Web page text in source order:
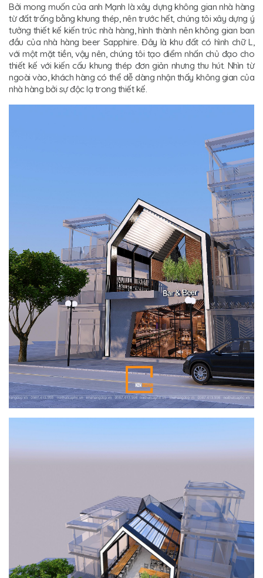
Bởi mong muốn của anh Mạnh là xây dựng không gian nhà hàng
từ đất trống bằng khung thép, nên trước hết, chúng tôi xây dựng ý
tưởng thiết kế kiến trúc nhà hàng, hình thành nên không gian ban
đầu của nhà hàng beer Sapphire. Đây là khu đất có hình chữ L,
với một mặt tiền, vậy nên, chúng tôi tạo điểm nhấn chủ đạo cho
thiết kế với kiến cấu khung thép đơn giản nhưng thu hút. Nhìn từ
ngoài vào, khách hàng có thể dễ dàng nhận thấy không gian của
nhà hàng bởi sự độc lạ trong thiết kế.